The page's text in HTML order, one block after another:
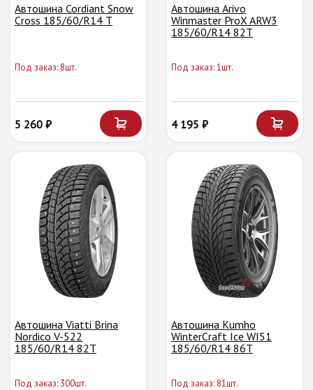
Автошина Cordiant Snow
Cross 185/60/R14 T
Под заказ: 8шт.
5 260 ₽
Автошина Arivo
Winmaster ProX ARW3
185/60/R14 82T
Под заказ: 1шт.
4 195 ₽
Автошина Viatti Brina
Nordico V-522
185/60/R14 82T
Под заказ: 300шт.
Автошина Kumho
WinterCraft Ice WI51
185/60/R14 86T
Под заказ: 81шт.